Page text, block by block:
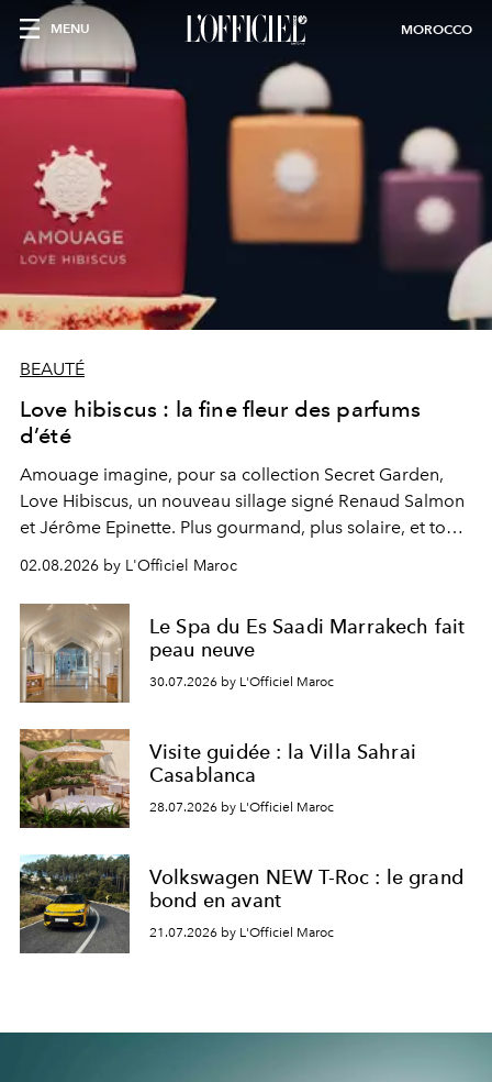
MENU MOROCCO
BEAUTÉ
Love hibiscus : la fine fleur des parfums
d’été
Amouage imagine, pour sa collection Secret Garden,
Love Hibiscus, un nouveau sillage signé Renaud Salmon
et Jérôme Epinette. Plus gourmand, plus solaire, et tout
à fait irrésistible.
02.08.2026 by L'Officiel Maroc
Le Spa du Es Saadi Marrakech fait
peau neuve
30.07.2026 by L'Officiel Maroc
Visite guidée : la Villa Sahrai
Casablanca
28.07.2026 by L'Officiel Maroc
Volkswagen NEW T-Roc : le grand
bond en avant
21.07.2026 by L'Officiel Maroc